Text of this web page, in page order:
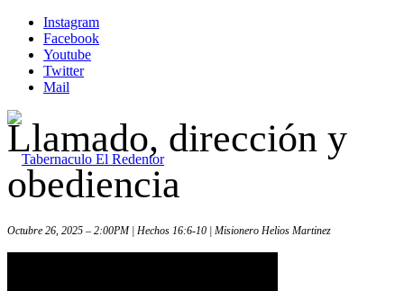
Instagram
Facebook
Youtube
Twitter
Mail
Llamado, dirección y
obediencia
Octubre 26, 2025 – 2:00PM | Hechos 16:6-10 | Misionero Helios Martinez